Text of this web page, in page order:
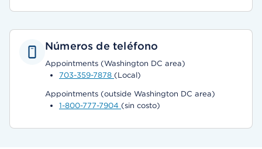
Números de teléfono
Appointments (Washington DC area)
703-359-7878 (Local)
Appointments (outside Washington DC area)
1-800-777-7904 (sin costo)